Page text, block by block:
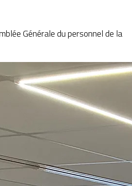
Générale du personnel de la